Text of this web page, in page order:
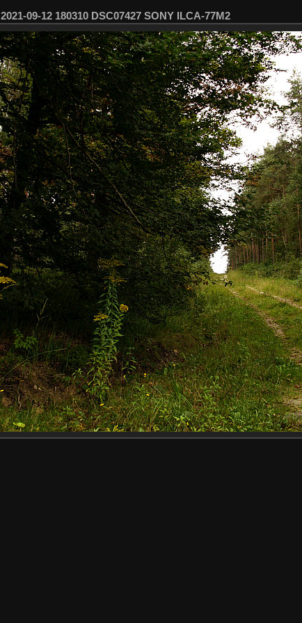
2021-09-12 180310 DSC07427 SONY ILCA-77M2